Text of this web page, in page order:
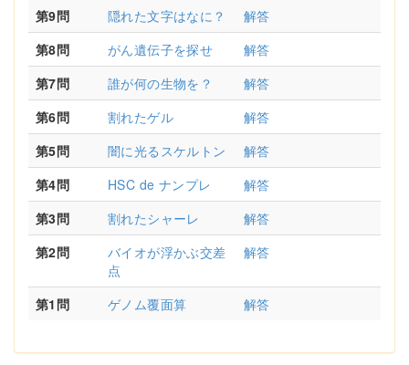
第9問
隠れた文字はなに？
解答
第8問
がん遺伝子を探せ
解答
第7問
誰が何の生物を？
解答
第6問
割れたゲル
解答
第5問
闇に光るスケルトン
解答
第4問
HSC de ナンプレ
解答
第3問
割れたシャーレ
解答
第2問
バイオが浮かぶ交差
点
解答
第1問 ゲノム覆面算 解答